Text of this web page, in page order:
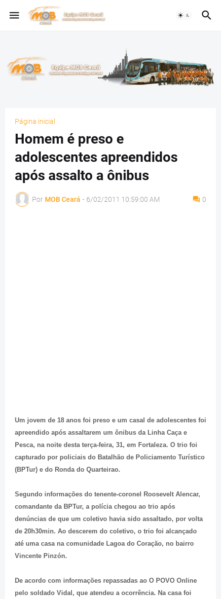
Página inicial
Homem é preso e
adolescentes apreendidos
após assalto a ônibus
Por MOB Ceará - 6/02/2011 10:59:00 AM 0
Um jovem de 18 anos foi preso e um casal de adolescentes foi
apreendido após assaltarem um ônibus da Linha Caça e
Pesca, na noite desta terça-feira, 31, em Fortaleza. O trio foi
capturado por policiais do Batalhão de Policiamento Turístico
(BPTur) e do Ronda do Quarteirao.
Segundo informações do tenente-coronel Roosevelt Alencar,
comandante da BPTur, a polícia chegou ao trio após
denúncias de que um coletivo havia sido assaltado, por volta
de 20h30min. Ao descerem do coletivo, o trio foi alcançado
até uma casa na comunidade Lagoa do Coração, no bairro
Vincente Pinzón.
De acordo com informações repassadas ao O POVO Online
pelo soldado Vidal, que atendeu a ocorrência. Na casa foi